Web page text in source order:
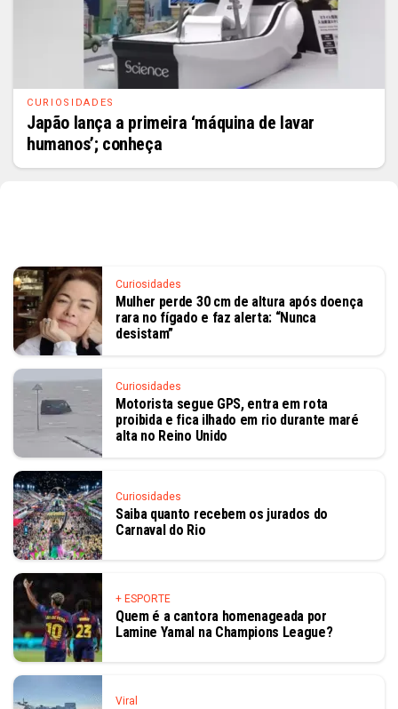
CURIOSIDADES
Japão lança a primeira ‘máquina de lavar
humanos’; conheça
Curiosidades
Mulher perde 30 cm de altura após doença
rara no fígado e faz alerta: “Nunca
desistam”
Curiosidades
Motorista segue GPS, entra em rota
proibida e fica ilhado em rio durante maré
alta no Reino Unido
Curiosidades
Saiba quanto recebem os jurados do
Carnaval do Rio
+ ESPORTE
Quem é a cantora homenageada por
Lamine Yamal na Champions League?
Viral